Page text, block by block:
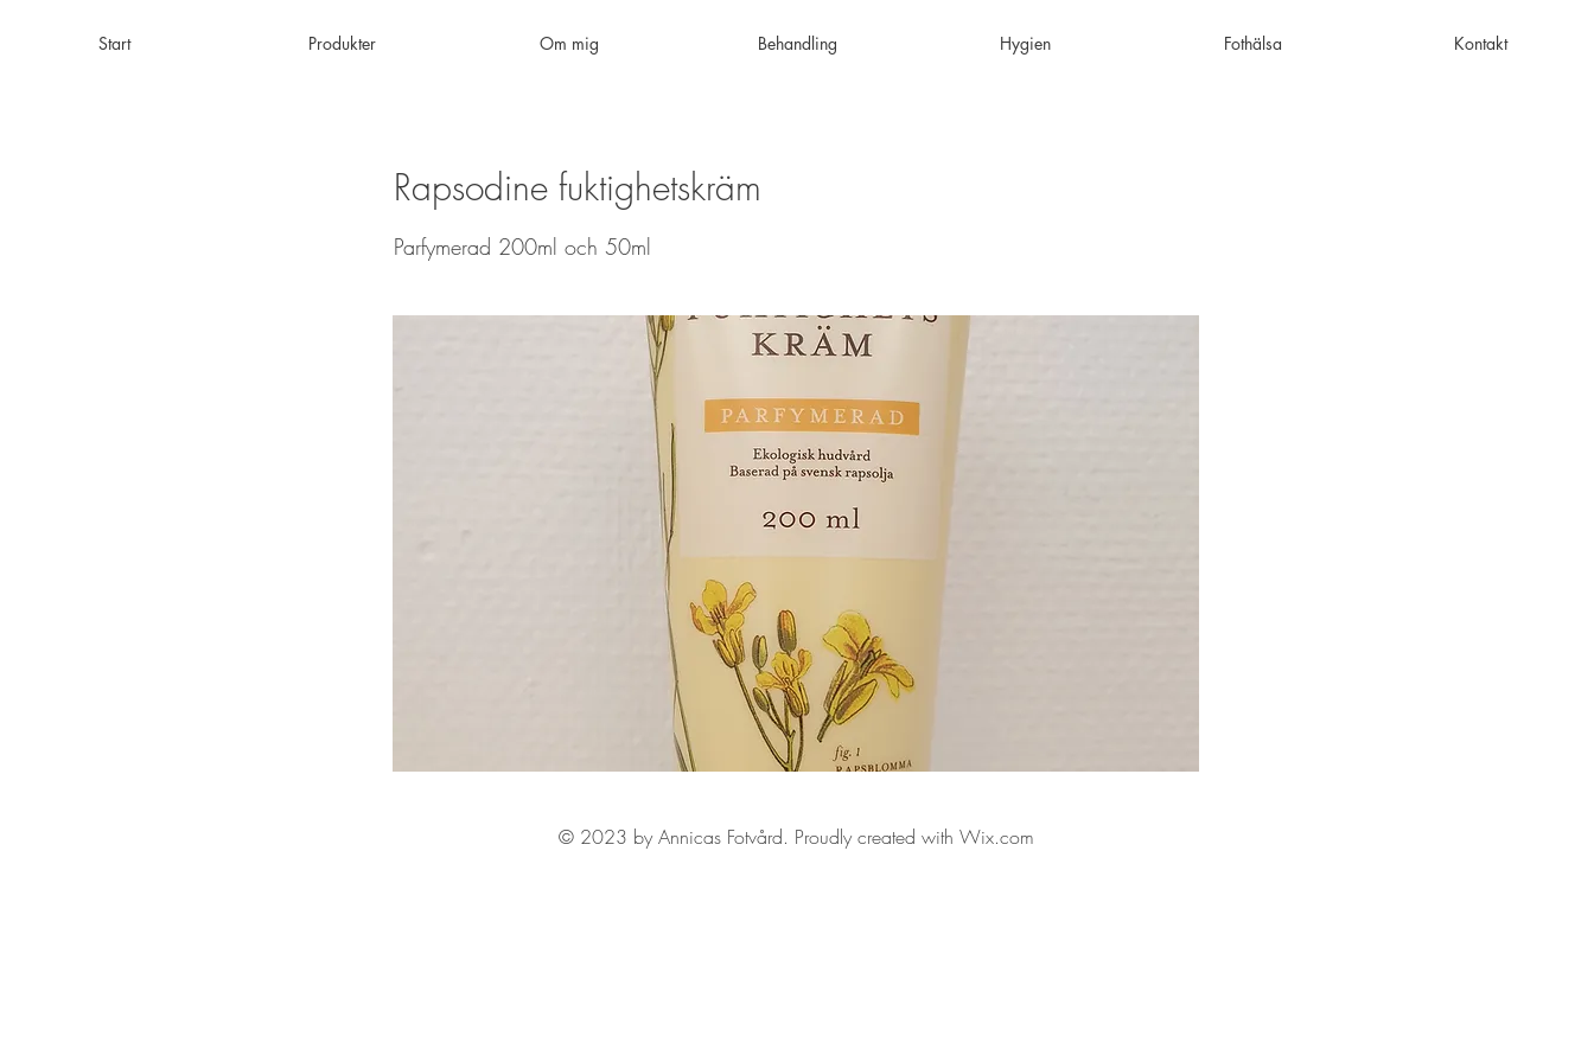
Start Produkter Om mig Behandling Hygien Fothälsa Kontakt
Rapsodine fuktighetskräm
Parfymerad 200ml och 50ml
© 2023 by Annicas Fotvård. Proudly created with Wix.com